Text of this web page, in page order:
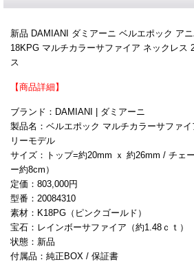
新品 DAMIANI ダミアーニ ベルエポック ア
18KPG マルチカラーサファイア ネックレス
ス
【商品詳細】
ブランド：DAMIANI | ダミアーニ
製品名：ベルエポック マルチカラーサファ
リーモデル
サイズ：トップ=約20mm ｘ 約26mm / チェ
ー約8cm）
定価：803,000円
型番：20084310
素材：K18PG（ピンクゴールド）
宝石：レインボーサファイア（約1.48ｃｔ）
状態：新品
付属品：純正BOX / 保証書